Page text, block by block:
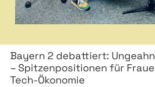
Bayern 2 debattiert:
– Spitzenpositionen für
Tech-Ökonomie